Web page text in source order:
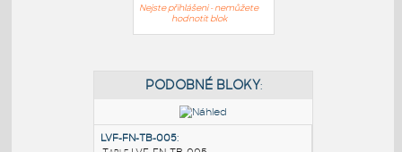
Nejste přihlášeni - nemůžete
hodnotit blok